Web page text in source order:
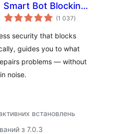
Smart Bot Blocking,
Brute-Force Login
Scanning
(1 037загальний
рейтинг
)
security that blocks
guides you to what
problems — without
noise.
встановлень
з 7.0.3